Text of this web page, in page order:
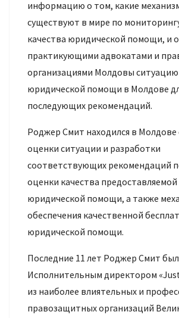
информацию о том, какие
существуют в мире по
качества юридической помощи, и
практикующими адвокатами и
организациями Молдовы ситуацию
юридической помощи в Молдове
последующих рекомендаций.
Роджер Смит находился в Молдове
оценки ситуации и разработки
соответствующих рекомендаций
оценки качества
юридической помощи, а также
обеспечения качественной
юридической помощи.
Последние 11 лет Роджер Смит был
Исполнительным директором
из наиболее влиятельных и
правозащитных организаций